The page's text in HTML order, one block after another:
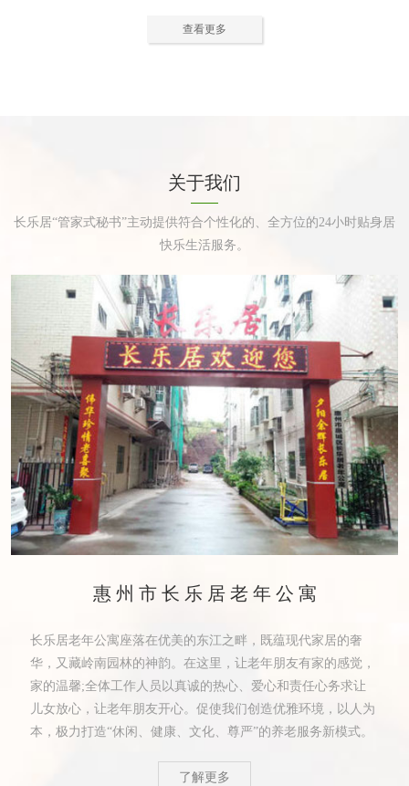
查看更多
关于我们
长乐居“管家式秘书”主动提供符合个性化的、全方位的24小时贴身居
快乐生活服务。
惠州市长乐居老年公寓
长乐居老年公寓座落在优美的东江之畔，既蕴现代家居的奢
华，又藏岭南园林的神韵。在这里，让老年朋友有家的感觉，
家的温馨;全体工作人员以真诚的热心、爱心和责任心务求让
儿女放心，让老年朋友开心。促使我们创造优雅环境，以人为
本，极力打造“休闲、健康、文化、尊严”的养老服务新模式。
了解更多